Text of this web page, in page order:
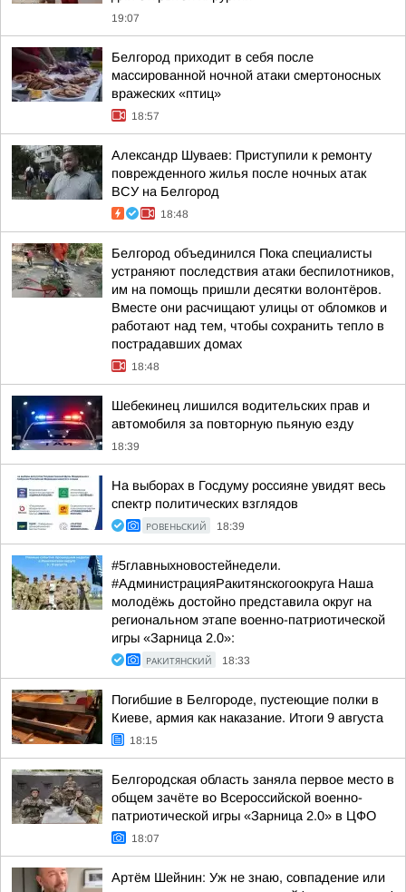
19:07
Белгород приходит в себя после
массированной ночной атаки смертоносных
вражеских «птиц»
18:57
Александр Шуваев: Приступили к ремонту
поврежденного жилья после ночных атак
ВСУ на Белгород
18:48
Белгород объединился Пока специалисты
устраняют последствия атаки беспилотников,
им на помощь пришли десятки волонтёров.
Вместе они расчищают улицы от обломков и
работают над тем, чтобы сохранить тепло в
пострадавших домах
18:48
Шебекинец лишился водительских прав и
автомобиля за повторную пьяную езду
18:39
На выборах в Госдуму россияне увидят весь
спектр политических взглядов
РОВЕНЬСКИЙ 18:39
#5главныхновостейнедели.
#АдминистрацияРакитянскогоокруга Наша
молодёжь достойно представила округ на
региональном этапе военно-патриотической
игры «Зарница 2.0»:
РАКИТЯНСКИЙ 18:33
Погибшие в Белгороде, пустеющие полки в
Киеве, армия как наказание. Итоги 9 августа
18:15
Белгородская область заняла первое место в
общем зачёте во Всероссийской военно-
патриотической игры «Зарница 2.0» в ЦФО
18:07
Артём Шейнин: Уж не знаю, совпадение или